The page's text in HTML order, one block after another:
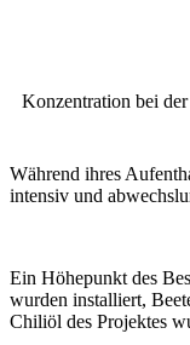
Konzentration bei
Während ihres
intensiv und
Ein Höhepunkt des
wurden installiert,
Chiliöl des Projektes